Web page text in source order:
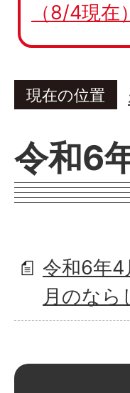
（8/4現在
現在の位置
令和6
令和6年4
月のなら